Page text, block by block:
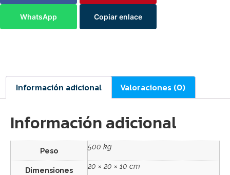
WhatsApp Copiar enlace
Información adicional Valoraciones (0)
Información adicional
Peso 500 kg
Dimensiones 20 × 20 × 10 cm